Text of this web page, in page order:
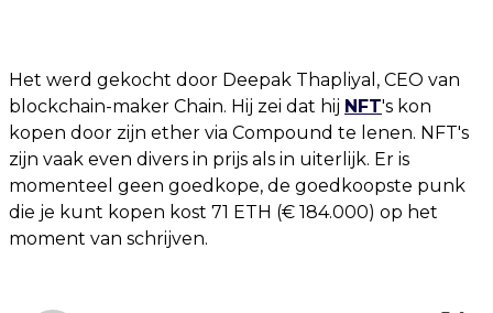
Het werd gekocht door Deepak Thapliyal, CEO van
blockchain-maker Chain. Hij zei dat hij NFT's kon
kopen door zijn ether via Compound te lenen. NFT's
zijn vaak even divers in prijs als in uiterlijk. Er is
momenteel geen goedkope, de goedkoopste punk
die je kunt kopen kost 71 ETH (€ 184.000) op het
moment van schrijven.